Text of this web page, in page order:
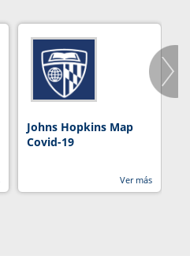
Johns Hopkins Map
Covid-19
Ver más